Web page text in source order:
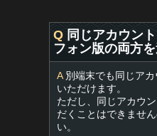
Q 同じアカウン
フォン版の両方
A別端末でも同じア
いただけます。
ただし、同じアカウ
だくことはできませ
い。